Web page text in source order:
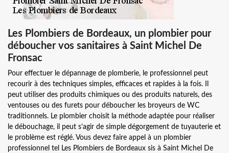
Les Plombiers de Bordeaux, un plombier pour
déboucher vos sanitaires à Saint Michel De
Fronsac
Pour effectuer le dépannage de plomberie, le professionnel peut
recourir à des techniques simples, efficaces et rapides à la fois. Il
peut utiliser des produits chimiques ou des produits naturels, des
ventouses ou des furets pour déboucher les broyeurs de WC
traditionnels. Le plombier choisit la méthode adaptée pour réaliser
le débouchage, il peut s’agir de simple dégorgement de tuyauterie et
le problème est réglé. Vous devez faire appel à un plombier
professionnel tel Les Plombiers de Bordeaux sis à Saint Michel De